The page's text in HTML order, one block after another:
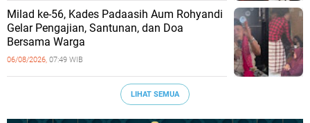
Milad ke-56, Kades Padaasih Aum Rohyandi
Gelar Pengajian, Santunan, dan Doa
Bersama Warga
06/08/2026, 07:49 WIB
LIHAT SEMUA